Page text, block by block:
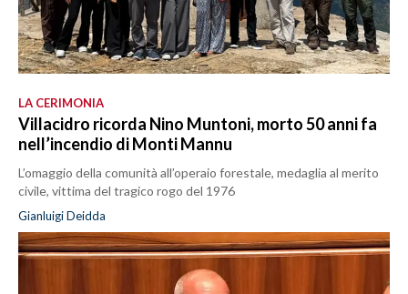
LA CERIMONIA
Villacidro ricorda Nino Muntoni, morto 50 anni fa
nell’incendio di Monti Mannu
L’omaggio della comunità all’operaio forestale, medaglia al merito
civile, vittima del tragico rogo del 1976
Gianluigi Deidda